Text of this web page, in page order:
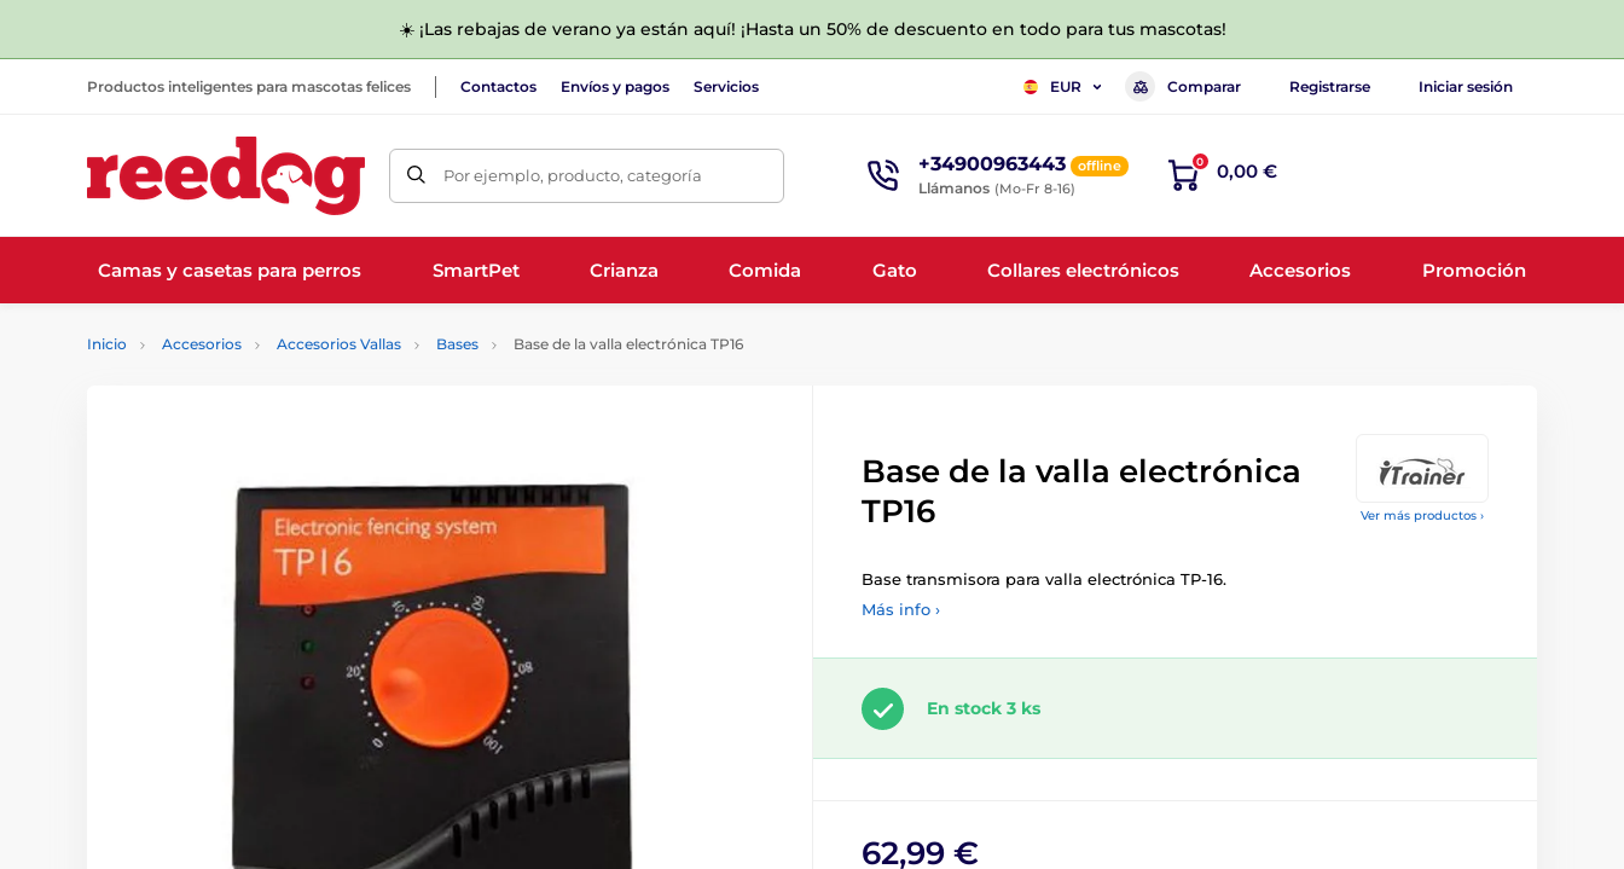
☀️ ¡Las rebajas de verano ya están aquí! ¡Hasta un 50% de descuento en todo para tus mascotas!
Productos inteligentes para mascotas felices Contactos Envíos y pagos Servicios EUR Comparar Registrarse Iniciar sesión
Por ejemplo, producto, categoría +34900963443 offline
Llámanos (Mo-Fr 8-16)
0 0,00 €
Camas y casetas para perros SmartPet Crianza Comida Gato Collares electrónicos Accesorios Promoción
Inicio Accesorios Accesorios Vallas Bases Base de la valla electrónica TP16
Ver más productos ›
Base de la valla electrónica
TP16
Base transmisora para valla electrónica TP-16.
Más info ›
En stock 3 ks
62,99 €